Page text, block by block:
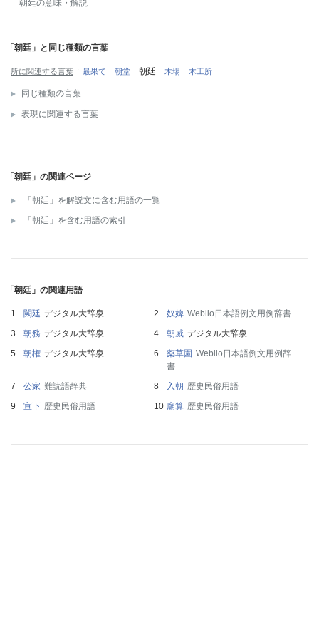
朝廷の意味・解説
「朝廷」と同じ種類の言葉
所に関連する言葉 最果て 朝堂 朝廷 木場 木工所
同じ種類の言葉
表現に関連する言葉
「朝廷」の関連ページ
「朝廷」を解説文に含む用語の一覧
「朝廷」を含む用語の索引
「朝廷」の関連用語
闕廷 デジタル大辞泉 奴婢 Weblio日本語例文用例辞書
朝務 デジタル大辞泉 朝威 デジタル大辞泉
朝権 デジタル大辞泉 薬草園 Weblio日本語例文用例辞
書
公家 難読語辞典 入朝 歴史民俗用語
宣下 歴史民俗用語 廟算 歴史民俗用語